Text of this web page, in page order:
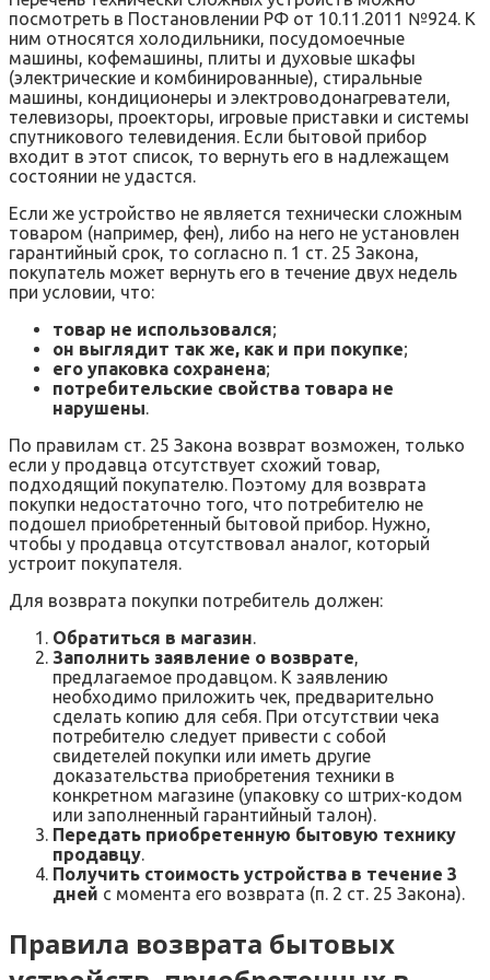
посмотреть в Постановлении РФ от 10.11.2011 №924. К
ним относятся холодильники, посудомоечные
машины, кофемашины, плиты и духовые шкафы
(электрические и комбинированные), стиральные
машины, кондиционеры и электроводонагреватели,
телевизоры, проекторы, игровые приставки и системы
спутникового телевидения. Если бытовой прибор
входит в этот список, то вернуть его в надлежащем
состоянии не удастся.
Если же устройство не является технически сложным
товаром (например, фен), либо на него не установлен
гарантийный срок, то согласно п. 1 ст. 25 Закона,
покупатель может вернуть его в течение двух недель
при условии, что:
товар не использовался;
он выглядит так же, как и при покупке;
его упаковка сохранена;
потребительские свойства товара не
нарушены.
По правилам ст. 25 Закона возврат возможен, только
если у продавца отсутствует схожий товар,
подходящий покупателю. Поэтому для возврата
покупки недостаточно того, что потребителю не
подошел приобретенный бытовой прибор. Нужно,
чтобы у продавца отсутствовал аналог, который
устроит покупателя.
Для возврата покупки потребитель должен:
Обратиться в магазин.
Заполнить заявление о возврате,
предлагаемое продавцом. К заявлению
необходимо приложить чек, предварительно
сделать копию для себя. При отсутствии чека
потребителю следует привести с собой
свидетелей покупки или иметь другие
доказательства приобретения техники в
конкретном магазине (упаковку со штрих-кодом
или заполненный гарантийный талон).
Передать приобретенную бытовую технику
продавцу.
Получить стоимость устройства в течение 3
дней с момента его возврата (п. 2 ст. 25 Закона).
Правила возврата бытовых